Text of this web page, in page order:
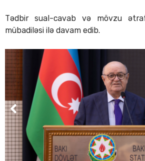
Tədbir sual-cavab və mövzu
mübadiləsi ilə davam edib.